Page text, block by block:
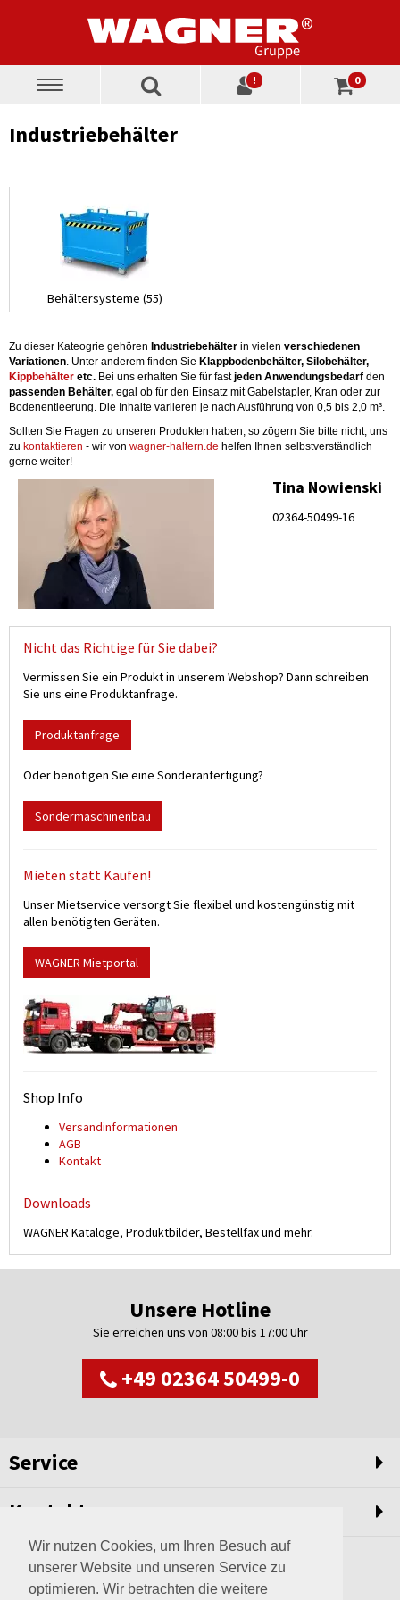
Wir nutzen Cookies, um Ihren Besuch auf
unserer Website und unseren Service zu
optimieren. Wir betrachten die weitere
Toggle
! 0
Industriebehälter
Behältersysteme (55)
Zu dieser Kateogrie gehören Industriebehälter in vielen verschiedenen
Variationen. Unter anderem finden Sie Klappbodenbehälter, Silobehälter,
Kippbehälter etc. Bei uns erhalten Sie für fastjeden Anwendungsbedarf den
passenden Behälter, egal ob für den Einsatz mit Gabelstapler, Kran oder zur
Bodenentleerung. Die Inhalte variieren je nach Ausführung von 0,5 bis 2,0 m³.
Sollten Sie Fragen zu unseren Produkten haben, so zögern Sie bitte nicht, uns
zu kontaktieren - wir von wagner-haltern.de helfen Ihnen selbstverständlich
gerne weiter!
Tina Nowienski
02364-50499-16
Nicht das Richtige für Sie dabei?
Vermissen Sie ein Produkt in unserem Webshop? Dann schreiben
Sie uns eine Produktanfrage.
Produktanfrage
Oder benötigen Sie eine Sonderanfertigung?
Sondermaschinenbau
Mieten statt Kaufen!
Unser Mietservice versorgt Sie flexibel und kostengünstig mit
allen benötigten Geräten.
WAGNER Mietportal
Shop Info
Versand­informationen
AGB
Kontakt
Downloads
WAGNER Kataloge, Produktbilder, Bestellfax und mehr.
Unsere Hotline
Sie erreichen uns von 08:00 bis 17:00 Uhr
+49 02364 50499-0
Service
Kontakt